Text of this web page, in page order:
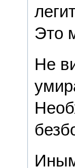
Это
Не